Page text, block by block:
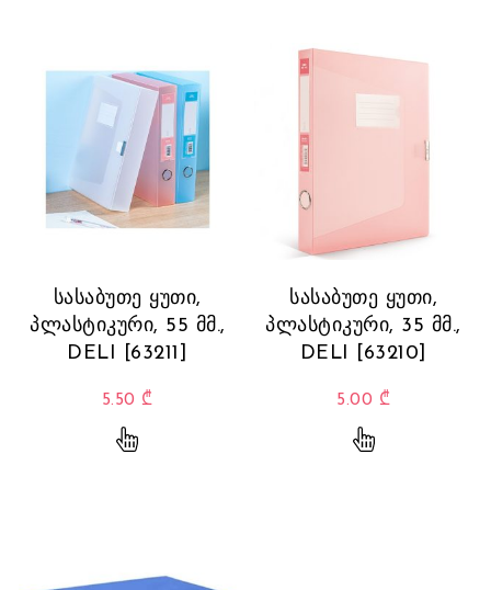
სასაბუთე ყუთი,
პლასტიკური, 55 მმ.,
DELI [63211]
5.50 ₾
This product has multiple variants. The
სასაბუთე ყუთი,
პლასტიკური, 35 მმ.,
DELI [63210]
5.00 ₾